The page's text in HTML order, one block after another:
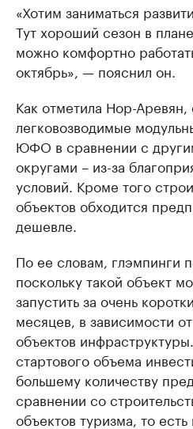
«Хотим заниматься
Тут хороший сезон в
можно комфортно
октябрь», — пояснил он.
Как отметила Нор-Аревян,
легковозводимые
ЮФО в сравнении с
округами – из-за
условий. Кроме того
объектов обходится
дешевле.
По ее словам, глэмпинги
поскольку такой объект
запустить за очень
месяцев, в зависимости
объектов
стартового объема
большему количеству
сравнении со
объектов туризма, то